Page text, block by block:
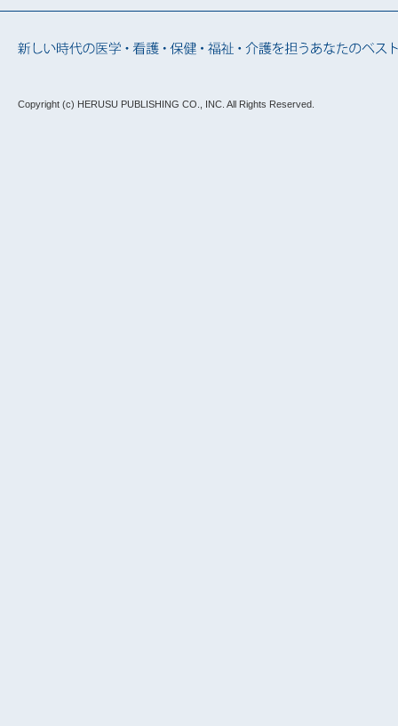
Copyright (c) HERUSU PUBLISHING CO., INC. All Rights Reserved.